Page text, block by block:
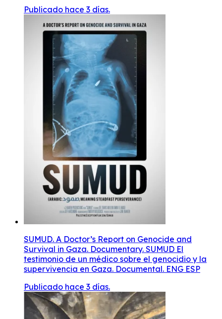
Publicado hace 3 días.
SUMUD. A Doctor’s Report on Genocide and
Survival in Gaza. Documentary. SUMUD El
testimonio de un médico sobre el genocidio y la
supervivencia en Gaza. Documental. ENG ESP
Publicado hace 3 días.